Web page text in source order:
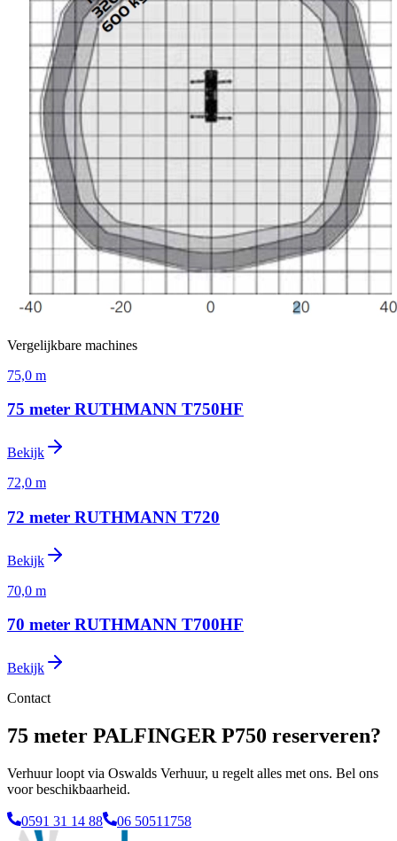
Vergelijkbare machines
75,0 m
75 meter RUTHMANN T750HF
Bekijk
72,0 m
72 meter RUTHMANN T720
Bekijk
70,0 m
70 meter RUTHMANN T700HF
Bekijk
Contact
75 meter PALFINGER P750 reserveren?
Verhuur loopt via Oswalds Verhuur, u regelt alles met ons. Bel ons
voor beschikbaarheid.
0591 31 14 88 06 50511758